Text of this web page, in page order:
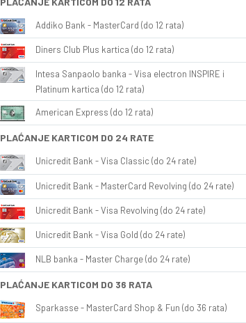
Addiko Bank - MasterCard (do 12 rata)
Diners Club Plus kartica (do 12 rata)
Intesa Sanpaolo banka - Visa electron INSPIRE i
Platinum kartica (do 12 rata)
American Express (do 12 rata)
PLAĆANJE KARTICOM DO 24 RATE
Unicredit Bank - Visa Classic (do 24 rate)
Unicredit Bank - MasterCard Revolving (do 24 rate)
Unicredit Bank - Visa Revolving (do 24 rate)
Unicredit Bank - Visa Gold (do 24 rate)
NLB banka - Master Charge (do 24 rate)
PLAĆANJE KARTICOM DO 36 RATA
Sparkasse - MasterCard Shop & Fun (do 36 rata)